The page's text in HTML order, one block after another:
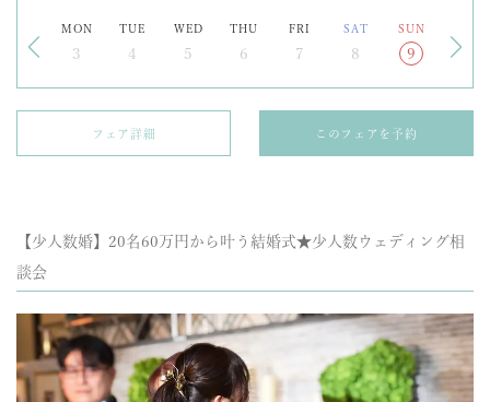
MON TUE WED THU FRI SAT SUN
3 4 5 6 7 8 9
フェア詳細 このフェアを予約
【少人数婚】20名60万円から叶う結婚式★少人数ウェディング相
談会